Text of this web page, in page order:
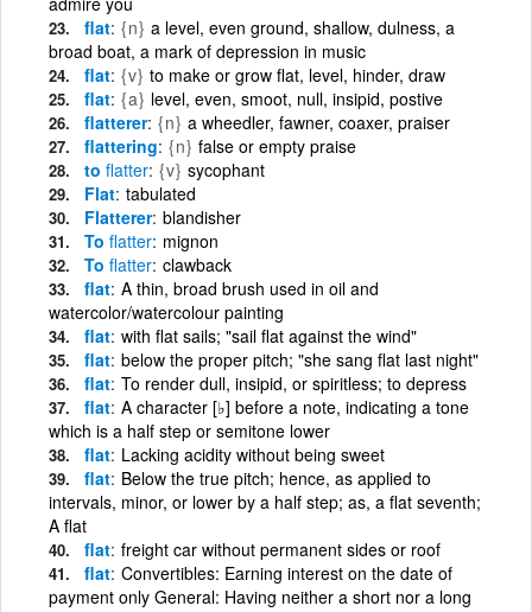
flat {n} a level, even ground, shallow, dulness, a
broad boat, a mark of depression in music
flat {v} to make or grow flat, level, hinder, draw
flat {a} level, even, smoot, null, insipid, postive
flatterer {n} a wheedler, fawner, coaxer, praiser
flattering {n} false or empty praise
to flatter {v} sycophant
Flat tabulated
Flatterer blandisher
To flatter mignon
To flatter clawback
flat A thin, broad brush used in oil and
watercolor/watercolour painting
flat with flat sails; "sail flat against the wind"
flat below the proper pitch; "she sang flat last night"
flat To render dull, insipid, or spiritless; to depress
flat A character [♭] before a note, indicating a tone
which is a half step or semitone lower
flat Lacking acidity without being sweet
flat Below the true pitch; hence, as applied to
intervals, minor, or lower by a half step; as, a flat seventh;
A flat
flat freight car without permanent sides or roof
flat Convertibles: Earning interest on the date of
payment only General: Having neither a short nor a long